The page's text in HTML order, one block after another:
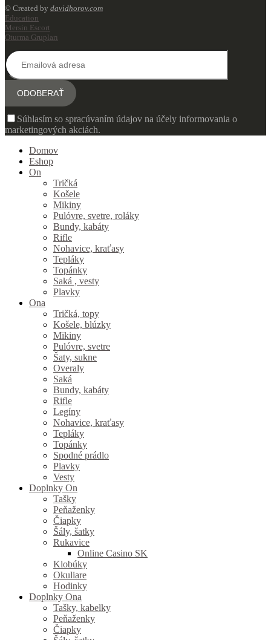
© Created by davidhorov.com
Education
Mersin Escort
Oturma Grupları
Súhlasím so spracúvaním údajov na účely informovania o
marketingových akciách.
Domov
Eshop
On
Tričká
Košele
Mikiny
Pulóvre, svetre, roláky
Bundy, kabáty
Rifle
Nohavice, kraťasy
Tepláky
Topánky
Saká , vesty
Plavky
Ona
Tričká, topy
Košele, blúzky
Mikiny
Pulóvre, svetre
Šaty, sukne
Overaly
Saká
Bundy, kabáty
Rifle
Legíny
Nohavice, kraťasy
Tepláky
Topánky
Spodné prádlo
Plavky
Vesty
Doplnky On
Tašky
Peňaženky
Čiapky
Šály, šatky
Rukavice
Online Casino SK
Klobúky
Okuliare
Hodinky
Doplnky Ona
Tašky, kabelky
Peňaženky
Čiapky